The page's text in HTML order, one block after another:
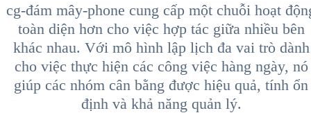
cg-đám mây-phone cung cấp một chuỗi hoạt
toàn diện hơn cho việc hợp tác giữa nhiều bên
khác nhau. Với mô hình lập lịch đa vai trò dành
cho việc thực hiện các công việc hàng ngày, nó
giúp các nhóm cân bằng được hiệu quả, tính ổn
định và khả năng quản lý.